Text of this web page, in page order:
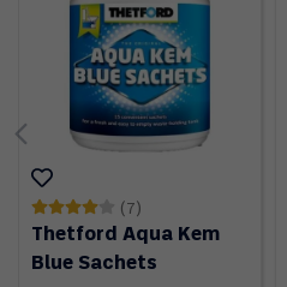
(7)
Thetford Aqua Kem
Blue Sachets